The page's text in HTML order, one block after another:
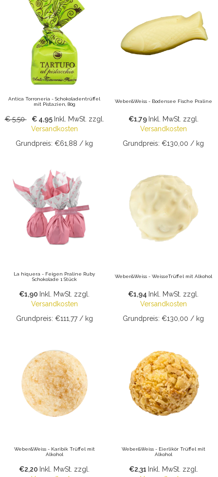
Antica Torroneria - Schokoladentrüffel
mit Pistazien, 80g
€ 5,50 € 4,95 Inkl. MwSt. zzgl.
Versandkosten
Grundpreis: €61,88 / kg
Weber&Weiss - Bodensee Fische Praline
€1,79 Inkl. MwSt. zzgl.
Versandkosten
Grundpreis: €130,00 / kg
La hiquera - Feigen Praline Ruby
Schokolade 1 Stück
€1,90 Inkl. MwSt. zzgl.
Versandkosten
Grundpreis: €111,77 / kg
Weber&Weiss - WeisseTrüffel mit Alkohol
€1,94 Inkl. MwSt. zzgl.
Versandkosten
Grundpreis: €130,00 / kg
Weber&Weiss - Karibik Trüffel mit
Alkohol
€2,20 Inkl. MwSt. zzgl.
Weber&Weiss - Eierlikör Trüffel mit
Alkohol
€2,31 Inkl. MwSt. zzgl.